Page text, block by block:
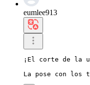
eumlee913
¡El corte de la
La pose con los